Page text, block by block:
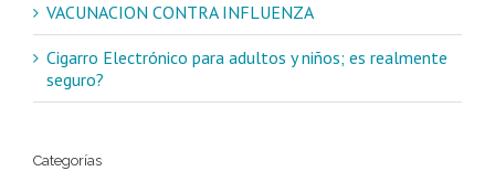
VACUNACION CONTRA INFLUENZA
Cigarro Electrónico para adultos y niños; es realmente
seguro?
Categorías